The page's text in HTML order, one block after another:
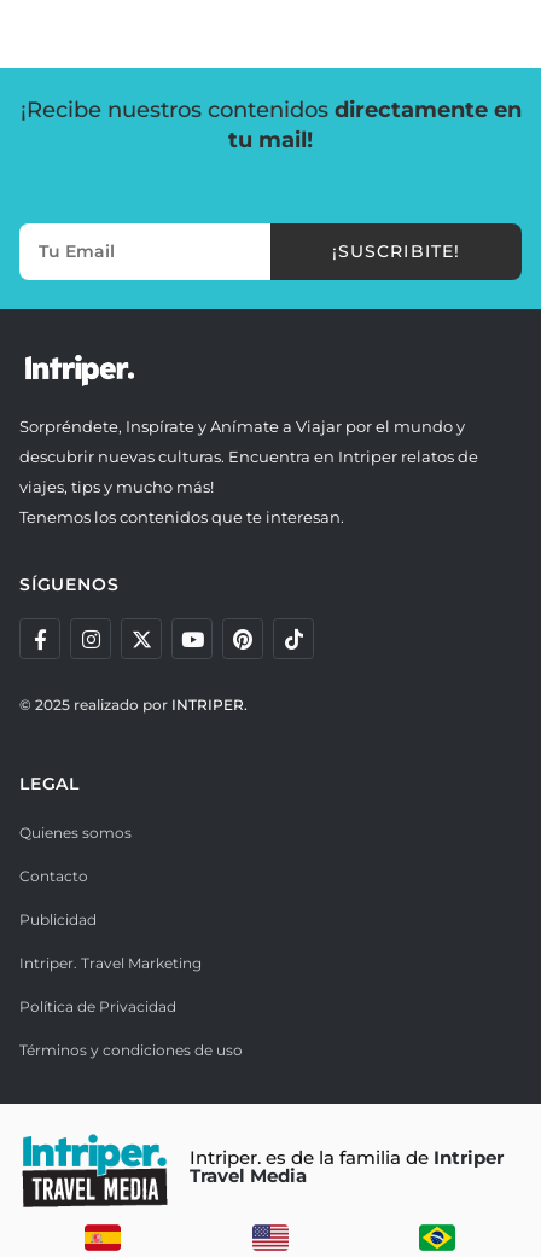
¡Recibe nuestros contenidos directamente en
tu mail!
¡SUSCRIBITE!
Sorpréndete, Inspírate y Anímate a Viajar por el mundo y
descubrir nuevas culturas. Encuentra en Intriper relatos de
viajes, tips y mucho más!
Tenemos los contenidos que te interesan.
SÍGUENOS
© 2025 realizado por INTRIPER.
LEGAL
Quienes somos
Contacto
Publicidad
Intriper. Travel Marketing
Política de Privacidad
Términos y condiciones de uso
Intriper. es de la familia de Intriper
Travel Media